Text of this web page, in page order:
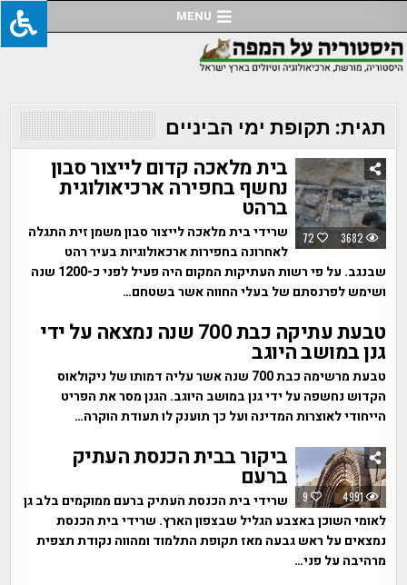
to
content
MENU
תגית: תקופת ימי הביניים
72 3682
בית מלאכה קדום לייצור סבון
נחשף בחפירה ארכיאולוגית
ברהט
שרידי בית מלאכה לייצור סבון משמן זית התגלה
לאחרונה בחפירות ארכאולוגיות בעיר רהט
שבנגב. על פי רשות העתיקות המקום היה פעיל לפני כ-1200 שנה
ושימש לפרנסתם של בעלי החווה אשר בשטחם…
טבעת עתיקה כבת 700 שנה נמצאה על ידי
גנן במושב היוגב
טבעת מרשימה כבת 700 שנה אשר עליה דמותו של ניקולאוס
הקדוש נחשפה על ידי גנן במושב היוגב. הגנן מסר את הפריט
הייחודי לאוצרות המדינה ועל כך תוענק לו תעודת הוקרה…
9 4991
ביקור בבית הכנסת העתיק
ברעם
שרידי בית הכנסת העתיק ברעם ממוקמים בלב גן
לאומי השוכן באצבע הגליל שבצפון הארץ. שרידי בית הכנסת
נמצאים על ראש גבעה מאז תקופת התלמוד ומהווה נקודת תצפית
מרהיבה על פני…